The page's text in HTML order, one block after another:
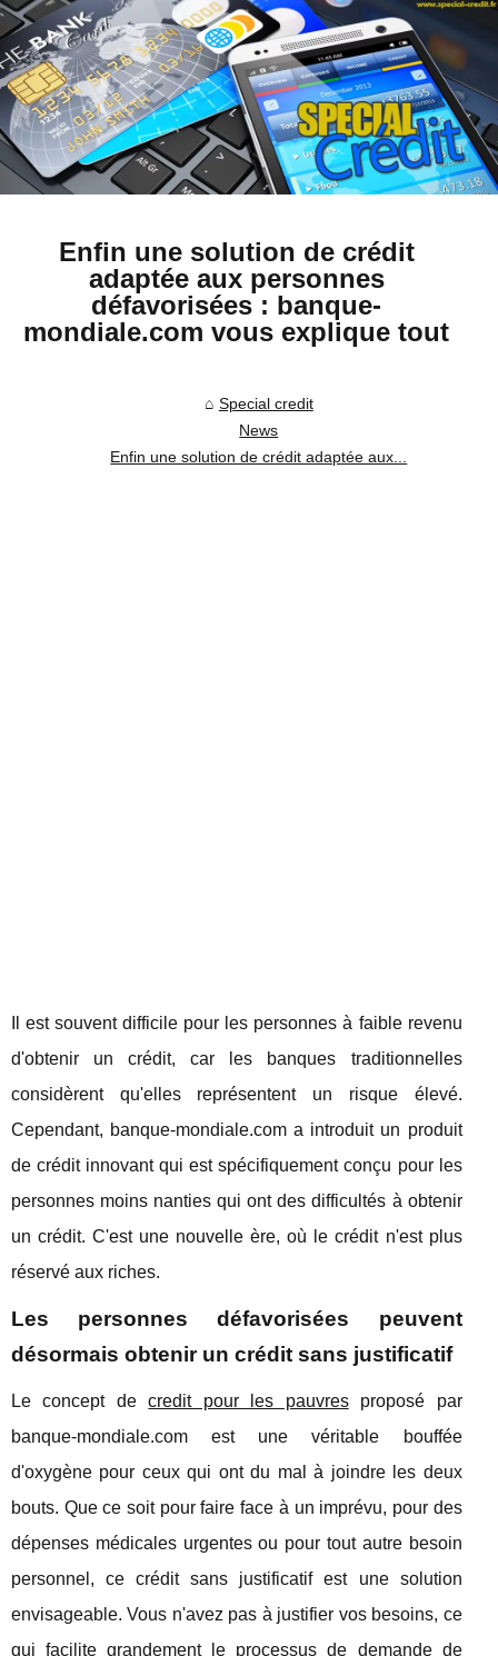
Enfin une solution de crédit
adaptée aux personnes
défavorisées : banque-
mondiale.com vous explique tout
Special credit
News
Enfin une solution de crédit adaptée aux...
Il est souvent difficile pour les personnes à faible revenu
d'obtenir un crédit, car les banques traditionnelles
considèrent qu'elles représentent un risque élevé.
Cependant, banque-mondiale.com a introduit un produit
de crédit innovant qui est spécifiquement conçu pour les
personnes moins nanties qui ont des difficultés à obtenir
un crédit. C'est une nouvelle ère, où le crédit n'est plus
réservé aux riches.
Les personnes défavorisées peuvent
désormais obtenir un crédit sans justificatif
Le concept decredit pour les pauvresproposé par
banque-mondiale.com est une véritable bouffée
d'oxygène pour ceux qui ont du mal à joindre les deux
bouts. Que ce soit pour faire face à un imprévu, pour des
dépenses médicales urgentes ou pour tout autre besoin
personnel, ce crédit sans justificatif est une solution
envisageable. Vous n'avez pas à justifier vos besoins, ce
qui facilite grandement le processus de demande de